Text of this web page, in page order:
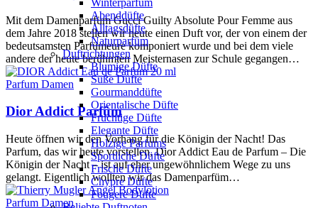
Winterparfum
Abenddüfte
Alltagsdüfte
Naturparfüm
Duftrichtungen
Blumige Düfte
Süße Düfte
Gourmanddüfte
Orientalische Düfte
Fruchtige Düfte
Elegante Düfte
Holzige Parfums
Sportliche Düfte
Frische Düfte
Chypre Düfte
Fougere Düfte
Mit dem Damenparfüm Gucci Guilty Absolute Pour Femme aus
dem Jahre 2018 stellen wir heute einen Duft vor, der von einem der
bedeutsamsten Parfümeure komponiert wurde und bei dem viele
andere der heute berühmten Meisternasen zur Schule gegangen…
Parfum Damen
Dior Addict Parfüm
Heute öffnen wir den Vorhang für die Königin der Nacht! Das
Parfum, das wir heute vorstellen, Dior Addict Eau de Parfum – Die
Königin der Nacht – ist auf eher ungewöhnlichem Wege zu uns
gelangt. Eigentlich wollten wir das Damenparfüm…
Parfum Damen